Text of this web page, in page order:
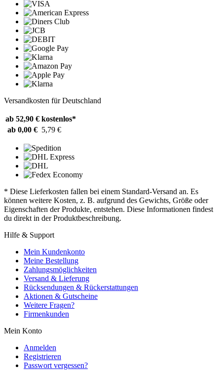
Versandkosten für Deutschland
ab 52,90 € kostenlos*
ab 0,00 € 5,79 €
* Diese Lieferkosten fallen bei einem Standard-Versand an. Es
können weitere Kosten, z. B. aufgrund des Gewichts, Größe oder
Eigenschaften der Produkte, entstehen. Diese Informationen findest
du direkt in der Produktbeschreibung.
Hilfe & Support
Mein Kundenkonto
Meine Bestellung
Zahlungsmöglichkeiten
Versand & Lieferung
Rücksendungen & Rückerstattungen
Aktionen & Gutscheine
Weitere Fragen?
Firmenkunden
Mein Konto
Anmelden
Registrieren
Passwort vergessen?